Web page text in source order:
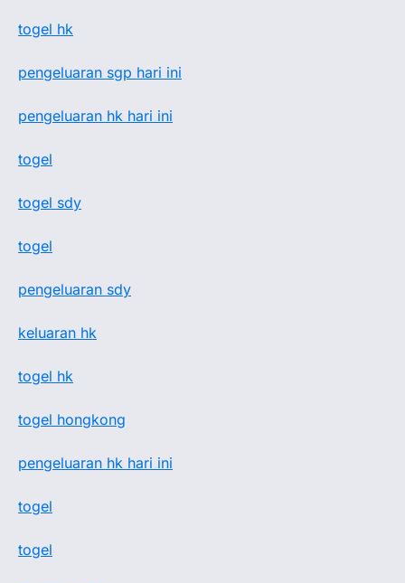
togel hk
pengeluaran sgp hari ini
pengeluaran hk hari ini
togel
togel sdy
togel
pengeluaran sdy
keluaran hk
togel hk
togel hongkong
pengeluaran hk hari ini
togel
togel